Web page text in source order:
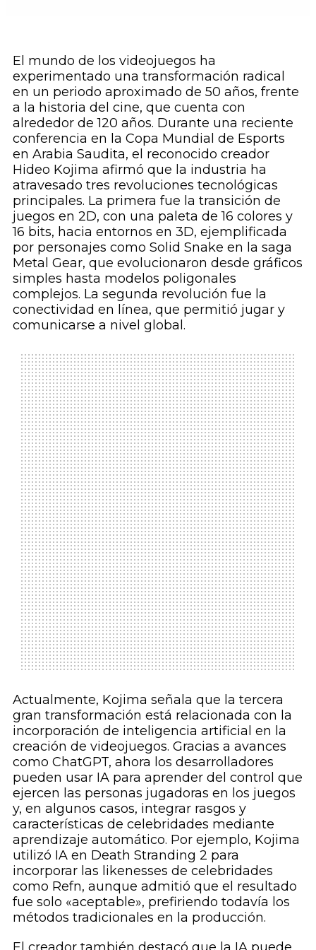
El mundo de los videojuegos ha
experimentado una transformación radical
en un periodo aproximado de 50 años, frente
a la historia del cine, que cuenta con
alrededor de 120 años. Durante una reciente
conferencia en la Copa Mundial de Esports
en Arabia Saudita, el reconocido creador
Hideo Kojima afirmó que la industria ha
atravesado tres revoluciones tecnológicas
principales. La primera fue la transición de
juegos en 2D, con una paleta de 16 colores y
16 bits, hacia entornos en 3D, ejemplificada
por personajes como Solid Snake en la saga
Metal Gear, que evolucionaron desde gráficos
simples hasta modelos poligonales
complejos. La segunda revolución fue la
conectividad en línea, que permitió jugar y
comunicarse a nivel global.
Actualmente, Kojima señala que la tercera
gran transformación está relacionada con la
incorporación de inteligencia artificial en la
creación de videojuegos. Gracias a avances
como ChatGPT, ahora los desarrolladores
pueden usar IA para aprender del control que
ejercen las personas jugadoras en los juegos
y, en algunos casos, integrar rasgos y
características de celebridades mediante
aprendizaje automático. Por ejemplo, Kojima
utilizó IA en Death Stranding 2 para
incorporar las likenesses de celebridades
como Refn, aunque admitió que el resultado
fue solo «aceptable», prefiriendo todavía los
métodos tradicionales en la producción.